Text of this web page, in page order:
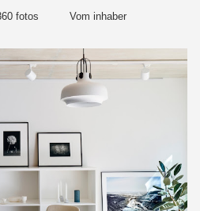
fotos Vom inhaber